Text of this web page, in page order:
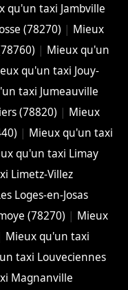
qu'un taxi Jambville
(78270) | Mieux
| Mieux qu'un
qu'un taxi Jouy-
taxi Jumeauville
(78820) | Mieux
| Mieux qu'un taxi
qu'un taxi Limay
Limetz-Villez
Loges-en-Josas
(78270) | Mieux
Mieux qu'un taxi
taxi Louveciennes
Magnanville